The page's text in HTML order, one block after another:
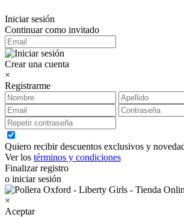
Iniciar sesión
Continuar como invitado
Crear una cuenta
×
Registrarme
Quiero recibir descuentos exclusivos y
Ver los términos y condiciones
Finalizar registro
o iniciar sesión
×
Aceptar